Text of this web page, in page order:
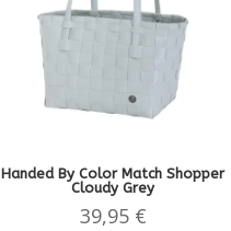
Handed By Color Match Shopper
Cloudy Grey
39,95 €